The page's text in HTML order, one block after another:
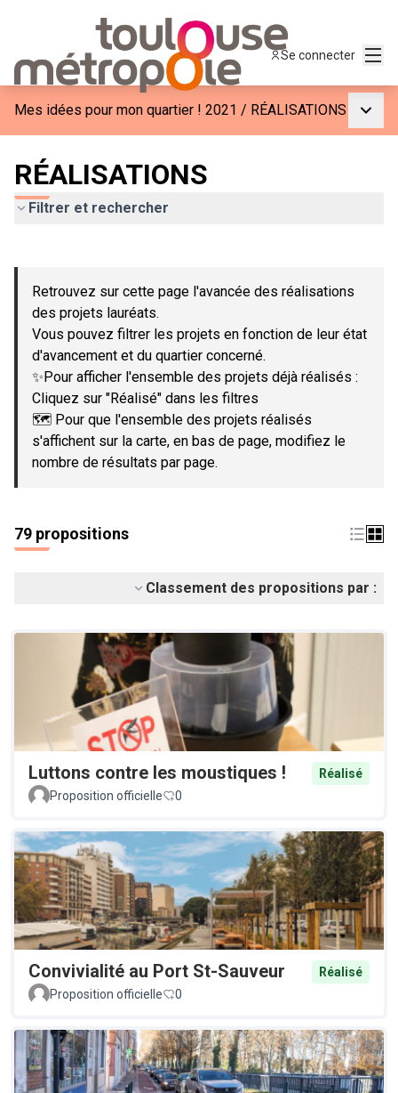
Se connecter
Mes idées pour mon quartier ! 2021 / RÉALISATIONS
RÉALISATIONS
Filtrer et rechercher
−
Retrouvez sur cette page l'avancée des réalisations
des projets lauréats.
Vous pouvez filtrer les projets en fonction de leur état
d'avancement et du quartier concerné.
✨Pour afficher l'ensemble des projets déjà réalisés :
Cliquez sur "Réalisé" dans les filtres
🗺️ Pour que l'ensemble des projets réalisés
s'affichent sur la carte, en bas de page, modifiez le
nombre de résultats par page.
79 propositions
Classement des propositions par :
Luttons contre les moustiques !
Réalisé
Proposition officielle
0
Convivialité au Port St-Sauveur
Réalisé
Proposition officielle
0